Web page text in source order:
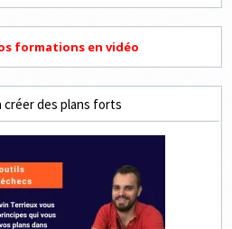
formations en vidéo
créer des plans forts